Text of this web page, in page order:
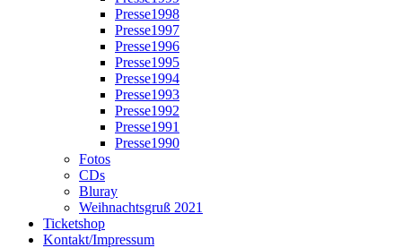
Presse1998
Presse1997
Presse1996
Presse1995
Presse1994
Presse1993
Presse1992
Presse1991
Presse1990
Fotos
CDs
Bluray
Weihnachtsgruß 2021
Ticketshop
Kontakt/Impressum